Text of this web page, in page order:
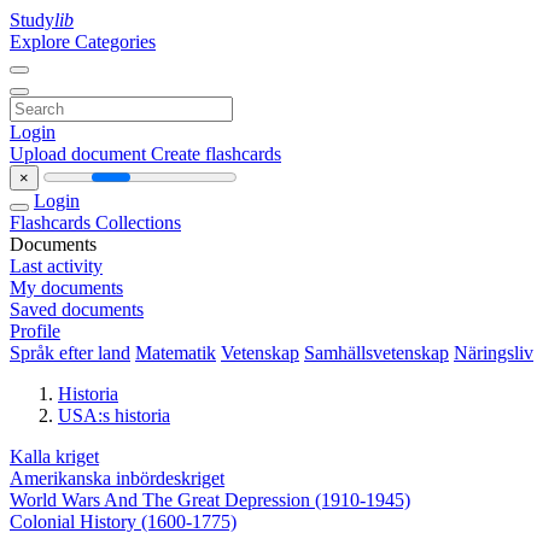
Studylib
Explore Categories
Login
Upload document Create flashcards
×
Login
Flashcards Collections
Documents
Last activity
My documents
Saved documents
Profile
Språk efter land Matematik Vetenskap Samhällsvetenskap Näringsliv
Historia
USA:s historia
Kalla kriget
Amerikanska inbördeskriget
World Wars And The Great Depression (1910-1945)
Colonial History (1600-1775)